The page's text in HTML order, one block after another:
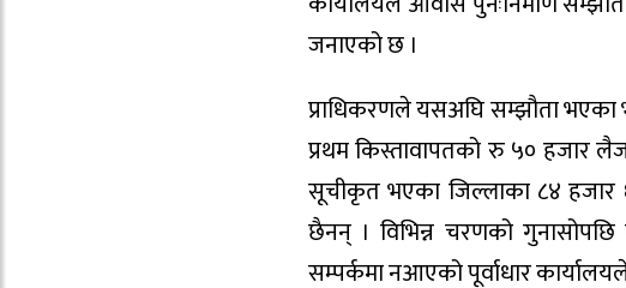
जनाएको छ ।
प्राधिकरणले यसअघि सम्झौता भएका
प्रथम किस्तावापतको रु ५० हजार
सूचीकृत भएका जिल्लाका ८४ हजार
छैनन् । विभिन्न चरणको
सम्पर्कमा नआएको पूर्वाधार